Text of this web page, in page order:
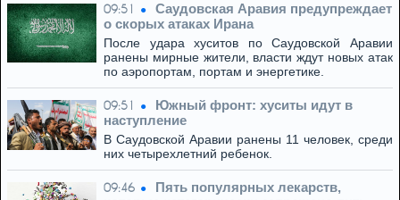
09:51
Саудовская Аравия предупреждает
о скорых атаках Ирана
После удара хуситов по Саудовской Аравии
ранены мирные жители, власти ждут новых атак
по аэропортам, портам и энергетике.
09:51
Южный фронт: хуситы идут в
наступление
В Саудовской Аравии ранены 11 человек, среди
них четырехлетний ребенок.
09:46
Пять популярных лекарств,